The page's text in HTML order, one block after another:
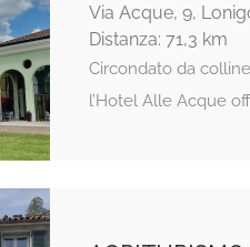
Via Acque, 9,
Distanza: 71,3 km
Circondato da
l’Hotel Alle Acque